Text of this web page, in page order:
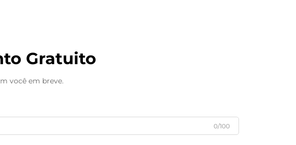
Gratuito
você em breve.
0/100